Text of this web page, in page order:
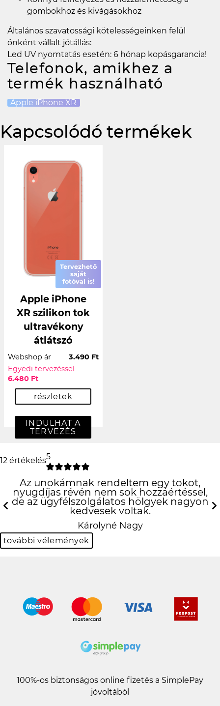
gombokhoz és kivágásokhoz
Általános szavatossági kötelességeinken felül
önként vállalt jótállás:
Led UV nyomtatás esetén: 6 hónap kopásgarancia!
Telefonok, amikhez a
termék használható
Apple iPhone XR
Kapcsolódó termékek
Tervezhető
saját
fotóval is!
Apple iPhone
XR szilikon tok
ultravékony
átlátszó
Webshop ár
3.490 Ft
Egyedi tervezéssel
6.480 Ft
részletek
INDULHAT A
TERVEZÉS
12 értékelés5
Az unokámnak rendeltem egy tokot,
nyugdíjas révén nem sok hozzáértéssel,
de az ügyfélszolgálatos hölgyek nagyon
kedvesek voltak.
Károlyné Nagy
Previous
további vélemények
100%-os biztonságos online fizetés a SimplePay
jóvoltából